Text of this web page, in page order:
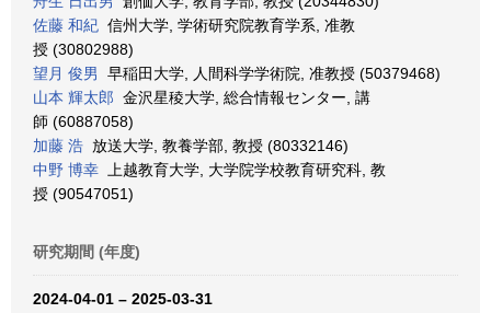
佐藤 和紀 信州大学, 学術研究院教育学系, 准教
授 (30802988)
望月 俊男
早稲田大学, 人間科学学術院, 准教授 (50379468)
山本 輝太郎 金沢星稜大学, 総合情報センター, 講
師 (60887058)
加藤 浩 放送大学, 教養学部, 教授 (80332146)
中野 博幸 上越教育大学, 大学院学校教育研究科, 教
授 (90547051)
研究期間 (年度)
2024-04-01 – 2025-03-31